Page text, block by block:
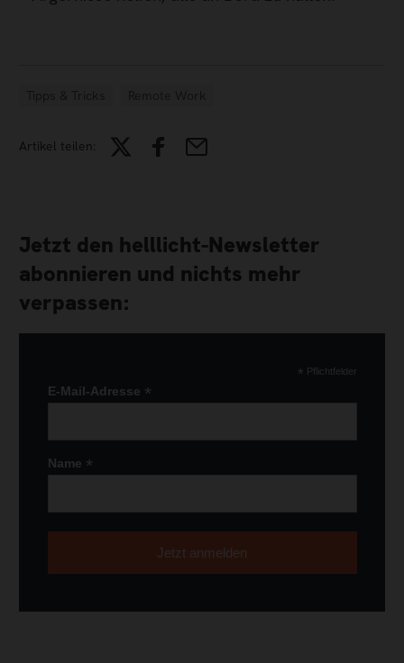
Artikel teilen:
Jetzt den helllicht-Newsletter
abonnieren und nichts mehr
verpassen:
* Pflichtfelder
E-Mail-Adresse *
Name *